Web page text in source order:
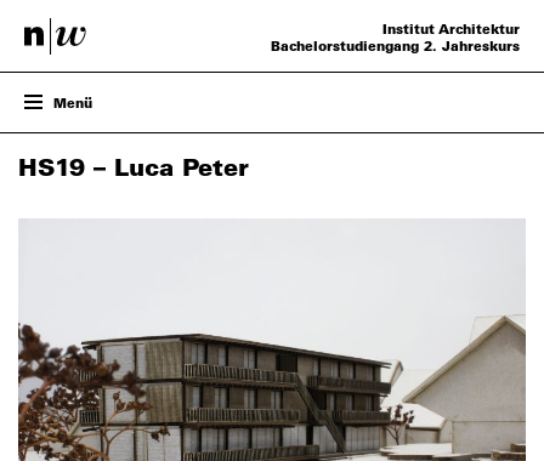
Institut Architektur
Bachelorstudiengang 2. Jahreskurs
Menü
ENTWURF
PROJEKTE
TEAM
HS19 – Luca Peter